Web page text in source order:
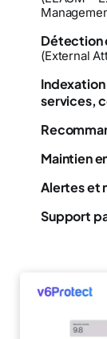
Détection
(External
services,
Maintien
Alertes et
Support